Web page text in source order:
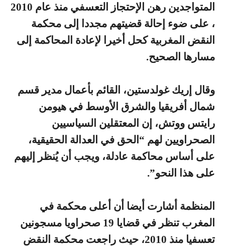
المتواجدين رهن الإحتجاز التعسفي منذ عام 2010
، على ضوء إحالة قضيتهم مجددا إلى محكمة
النقض المغربية كحل أخيرا لإعادة المحاكمة إلى
مسارها الصحيح.
وقال إريك غولدستين، القائم بأعمال مدير قسم
شمال أفريقيا والشرق الأوسط في هيومن
رايتس ووتش، إن المعتقلين السياسيين
الصحراويين لهم “الحق في العدالة الحقيقية،
على أساس محاكمة عادلة، ويجب أن يُنظر إليهم
على هذا النحو”.
المنظمة أشارت أيضا أن أعلى محكمة في
المغرب تنظر في قضايا 19 صحراويا مسجونين
تعسفيا منذ 2010، حيث راجعت محكمة النقض